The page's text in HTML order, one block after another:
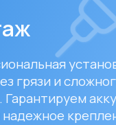
проводить
раз в 6–12
долгой и эффективной